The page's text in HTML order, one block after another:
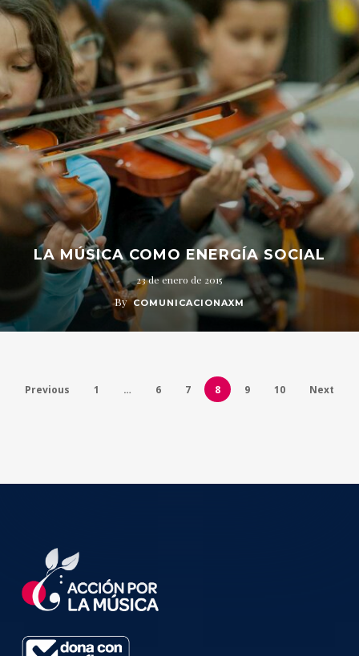
LA MÚSICA COMO ENERGÍA SOCIAL
23 de enero de 2015
By COMUNICACIONAXM
Previous 1 … 6 7 8 9 10 Next